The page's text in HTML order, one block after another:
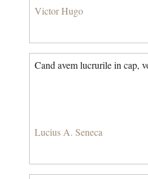
Victor Hugo
Cand avem lucrurile in cap,
Lucius A. Seneca